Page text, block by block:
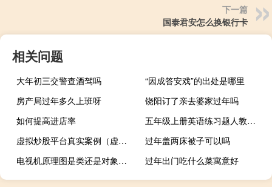
下一篇
国泰君安怎么换银行卡
相关问题
大年初三交警查酒驾吗
“因成答安戏”的出处是哪里
房产局过年多久上班呀
饶阳订了亲去婆家过年吗
如何提高进店率
五年级上册英语练习题人教版（五年级上册英语练习题）
虚拟炒股平台真实案例（虚拟炒股）
过年盖两床被子可以吗
电视机原理图是类还是对象（电视机原理图）
过年出门吃什么菜寓意好